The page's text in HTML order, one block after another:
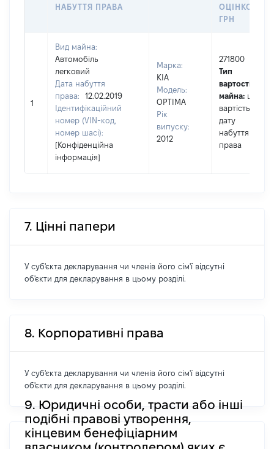
НАБУТТЯ ПРАВА
ОЦІНКОЮ,
ГРН
1
Вид майна:
Автомобіль
легковий
Дата набуття
права:
12.02.2019
Ідентифікаційний
номер (VIN-код,
номер шасі):
[Конфіденційна
інформація]
Марка:
KIA
Модель:
OPTIMA
Рік
випуску:
2012
271800
Тип
вартості
майна: це
вартість на
дату
набуття
права
7. Цінні папери
У суб'єкта декларування чи членів його сім'ї відсутні
об'єкти для декларування в цьому розділі.
8. Корпоративні права
У суб'єкта декларування чи членів його сім'ї відсутні
об'єкти для декларування в цьому розділі.
9. Юридичні особи, трасти або інші
подібні правові утворення,
кінцевим бенефіціарним